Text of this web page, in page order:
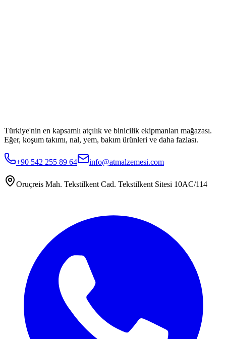
Türkiye'nin en kapsamlı atçılık ve binicilik ekipmanları mağazası.
Eğer, koşum takımı, nal, yem, bakım ürünleri ve daha fazlası.
+90 542 255 89 64 info@atmalzemesi.com
Oruçreis Mah. Tekstilkent Cad. Tekstilkent Sitesi 10AC/114